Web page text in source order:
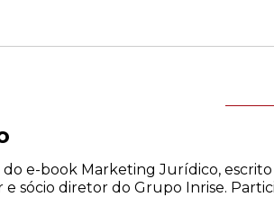
do e-book Marketing Jurídico,
sócio diretor do Grupo Inrise.